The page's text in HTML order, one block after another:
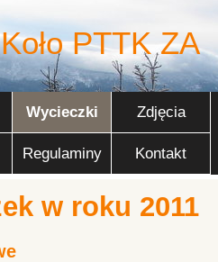
Koło PTTK ZA
Wycieczki Zdjęcia
Regulaminy Kontakt
w roku 2011